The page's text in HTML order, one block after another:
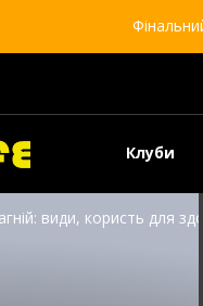
Клуби
види, користь для